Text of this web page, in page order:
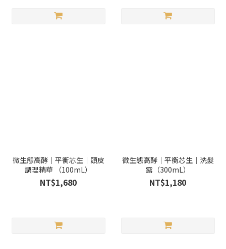
微生態高酵｜平衡芯生｜頭皮
調理精華 （100mL）
NT$1,680
微生態高酵｜平衡芯生｜洗髮
露（300mL）
NT$1,180